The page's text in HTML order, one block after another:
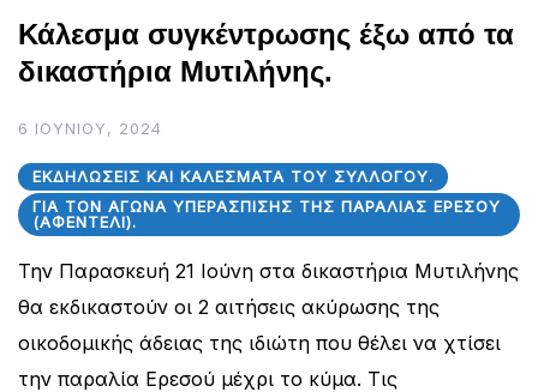
Κάλεσμα συγκέντρωσης έξω από τα
δικαστήρια Μυτιλήνης.
6 ΙΟΥΝΊΟΥ, 2024
ΕΚΔΗΛΏΣΕΙΣ ΚΑΙ ΚΑΛΈΣΜΑΤΑ ΤΟΥ ΣΥΛΛΌΓΟΥ.
ΓΙΑ ΤΟΝ ΑΓΏΝΑ ΥΠΕΡΆΣΠΙΣΗΣ ΤΗΣ ΠΑΡΑΛΊΑΣ ΕΡΕΣΟΎ
(ΑΦΕΝΤΈΛΙ).
Την Παρασκευή 21 Ιούνη στα δικαστήρια Μυτιλήνης
θα εκδικαστούν οι 2 αιτήσεις ακύρωσης της
οικοδομικής άδειας της ιδιώτη που θέλει να χτίσει
την παραλία Ερεσού μέχρι το κύμα. Τις